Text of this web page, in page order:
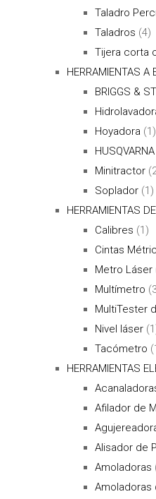
Taladro
Taladros (4)
Tijera corta
HERRAMIENTAS A
BRIGGS &
Hoyadora (1)
HUSQVARNA
Minitractor
Soplador (1)
HERRAMIENTAS
Calibres (1)
Cintas
Metro Láser
Multímetro
MultiTester
Nivel láser
Tacómetro
HERRAMIENTAS
Afilador de
Alisador de
Amoladoras
Amoladoras